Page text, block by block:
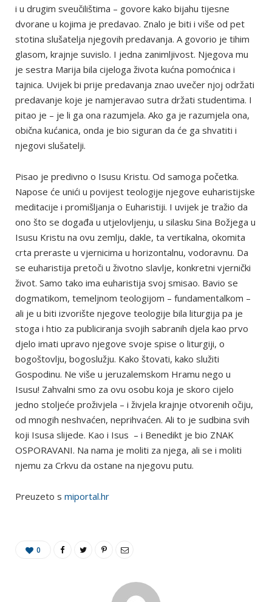
i u drugim sveučilištima – govore kako bijahu tijesne
dvorane u kojima je predavao. Znalo je biti i više od pet
stotina slušatelja njegovih predavanja. A govorio je tihim
glasom, krajnje suvislo. I jedna zanimljivost. Njegova mu
je sestra Marija bila cijeloga života kućna pomoćnica i
tajnica. Uvijek bi prije predavanja znao uvečer njoj održati
predavanje koje je namjeravao sutra držati studentima. I
pitao je – je li ga ona razumjela. Ako ga je razumjela ona,
obična kućanica, onda je bio siguran da će ga shvatiti i
njegovi slušatelji.
Pisao je predivno o Isusu Kristu. Od samoga početka.
Napose će unići u povijest teologije njegove euharistijske
meditacije i promišljanja o Euharistiji. I uvijek je tražio da
ono što se događa u utjelovljenju, u silasku Sina Božjega u
Isusu Kristu na ovu zemlju, dakle, ta vertikalna, okomita
crta preraste u vjernicima u horizontalnu, vodoravnu. Da
se euharistija pretoči u životno slavlje, konkretni vjernički
život. Samo tako ima euharistija svoj smisao. Bavio se
dogmatikom, temeljnom teologijom – fundamentalkom –
ali je u biti izvorište njegove teologije bila liturgija pa je
stoga i htio za publiciranja svojih sabranih djela kao prvo
djelo imati upravo njegove svoje spise o liturgiji, o
bogoštovlju, bogoslužju. Kako štovati, kako služiti
Gospodinu. Ne više u jeruzalemskom Hramu nego u
Isusu! Zahvalni smo za ovu osobu koja je skoro cijelo
jedno stoljeće proživjela – i živjela krajnje otvorenih očiju,
od mnogih neshvaćen, neprihvaćen. Ali to je sudbina svih
koji Isusa slijede. Kao i Isus – i Benedikt je bio ZNAK
OSPORAVANI. Na nama je moliti za njega, ali se i moliti
njemu za Crkvu da ostane na njegovu putu.
Preuzeto s miportal.hr
0